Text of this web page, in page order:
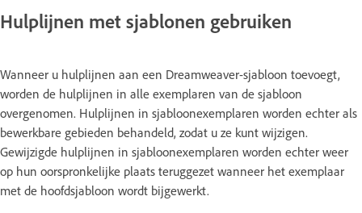
Hulplijnen met sjablonen gebruiken
Wanneer u hulplijnen aan een Dreamweaver-sjabloon toevoegt,
worden de hulplijnen in alle exemplaren van de sjabloon
overgenomen. Hulplijnen in sjabloonexemplaren worden echter als
bewerkbare gebieden behandeld, zodat u ze kunt wijzigen.
Gewijzigde hulplijnen in sjabloonexemplaren worden echter weer
op hun oorspronkelijke plaats teruggezet wanneer het exemplaar
met de hoofdsjabloon wordt bijgewerkt.